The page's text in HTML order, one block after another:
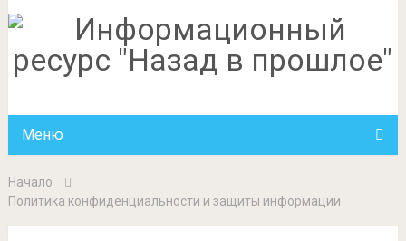
Меню
Начало
Политика конфиденциальности и защиты информации